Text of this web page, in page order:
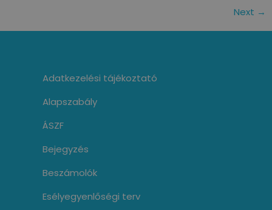
Next →
Adatkezelési tájékoztató
Alapszabály
ÁSZF
Bejegyzés
Beszámolók
Esélyegyenlőségi terv